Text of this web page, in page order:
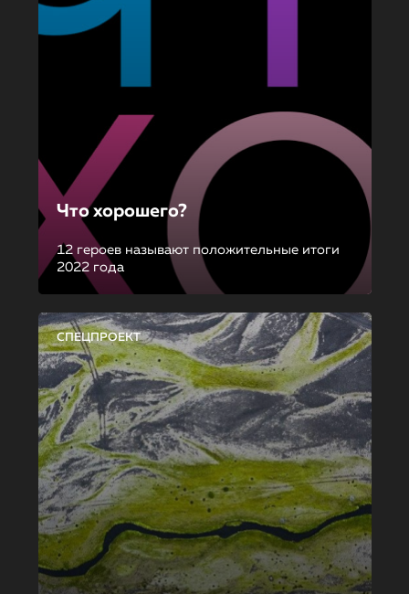
Что хорошего?
12 героев называют положительные итоги
2022 года
СПЕЦПРОЕКТ